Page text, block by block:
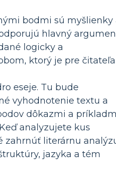
bodmi sú myšlienky
hlavný
logicky a
ktorý je pre čitateľa
eseje. Tu bude
vyhodnotenie textu a
dôkazmi a
Keď analyzujete kus
zahrnúť literárnu
jazyka a tém